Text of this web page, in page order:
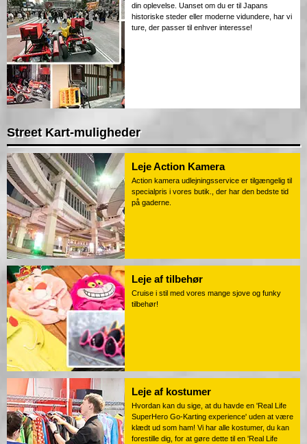
din oplevelse. Uanset om du er til Japans
historiske steder eller moderne vidundere, har vi
ture, der passer til enhver interesse!
Street Kart-muligheder
Leje Action Kamera
Action kamera udlejningsservice er tilgængelig til
specialpris i vores butik., der har den bedste tid
på gaderne.
Leje af tilbehør
Cruise i stil med vores mange sjove og funky
tilbehør!
Leje af kostumer
Hvordan kan du sige, at du havde en 'Real Life
SuperHero Go-Karting experience' uden at være
klædt ud som ham! Vi har alle kostumer, du kan
forestille dig, for at gøre dette til en 'Real Life